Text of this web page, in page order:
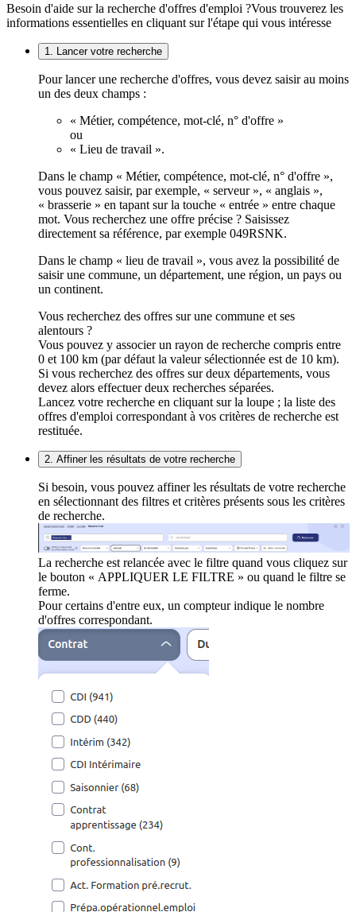
Besoin d'aide sur la recherche d'offres d'emploi ?Vous trouverez les
informations essentielles en cliquant sur l'étape qui vous intéresse
1. Lancer votre recherche
Pour lancer une recherche d'offres, vous devez saisir au moins
un des deux champs :
« Métier, compétence, mot-clé, n° d'offre »
ou
« Lieu de travail ».
Dans le champ « Métier, compétence, mot-clé, n° d'offre »,
vous pouvez saisir, par exemple, « serveur », « anglais »,
« brasserie » en tapant sur la touche « entrée » entre chaque
mot. Vous recherchez une offre précise ? Saisissez
directement sa référence, par exemple 049RSNK.
Dans le champ « lieu de travail », vous avez la possibilité de
saisir une commune, un département, une région, un pays ou
un continent.
Vous recherchez des offres sur une commune et ses
alentours ?
Vous pouvez y associer un rayon de recherche compris entre
0 et 100 km (par défaut la valeur sélectionnée est de 10 km).
Si vous recherchez des offres sur deux départements, vous
devez alors effectuer deux recherches séparées.
Lancez votre recherche en cliquant sur la loupe ; la liste des
offres d'emploi correspondant à vos critères de recherche est
restituée.
2. Affiner les résultats de votre recherche
Si besoin, vous pouvez affiner les résultats de votre recherche
en sélectionnant des filtres et critères présents sous les critères
de recherche.
La recherche est relancée avec le filtre quand vous cliquez sur
le bouton « APPLIQUER LE FILTRE » ou quand le filtre se
ferme.
Pour certains d'entre eux, un compteur indique le nombre
d'offres correspondant.